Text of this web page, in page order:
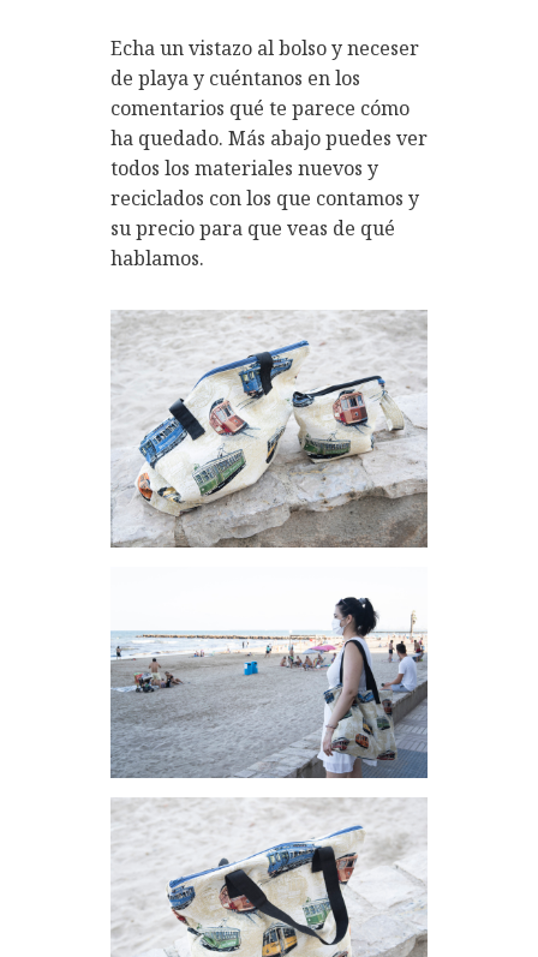
Echa un vistazo al bolso y neceser
de playa y cuéntanos en los
comentarios qué te parece cómo
ha quedado. Más abajo puedes ver
todos los materiales nuevos y
reciclados con los que contamos y
su precio para que veas de qué
hablamos.